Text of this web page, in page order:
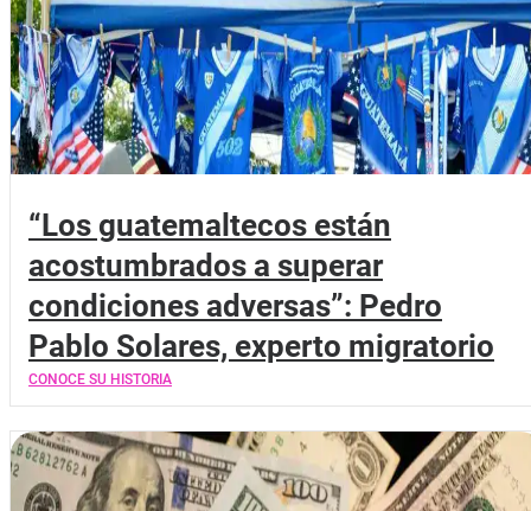
“Los guatemaltecos están
acostumbrados a superar
condiciones adversas”: Pedro
Pablo Solares, experto migratorio
CONOCE SU HISTORIA